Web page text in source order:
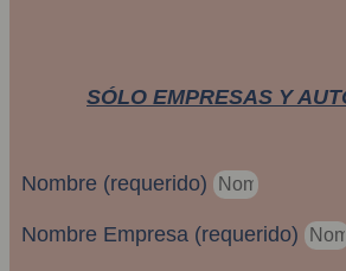
SÓLO EMPRESAS Y
Nombre (requerido)
Nombre Empresa (requerido)